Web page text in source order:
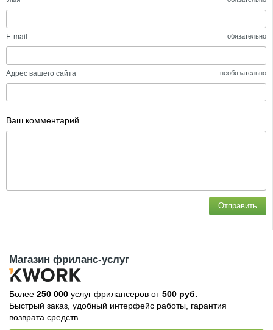
E-mail обязательно
Адрес вашего сайта необязательно
Ваш комментарий
Отправить
Магазин фриланс-услуг
Более 250 000 услуг фрилансеров от500 руб.
Быстрый заказ, удобный интерфейс работы, гарантия
возврата средств.